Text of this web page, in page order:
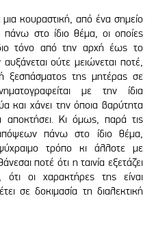
κουραστική, από ένα σημείο
στο ίδιο θέμα, οι οποίες
τόνο από την αρχή έως το
ούτε μειώνεται ποτέ,
της μητέρας σε
με την ίδια
και χάνει την όποια βαρύτητα
Κι όμως, παρά τις
πάνω στο ίδιο θέμα,
τρόπο κι άλλοτε με
ποτέ ότι η ταινία εξετάζει
οι χαρακτήρες της είναι
σε δοκιμασία τη διαλεκτική